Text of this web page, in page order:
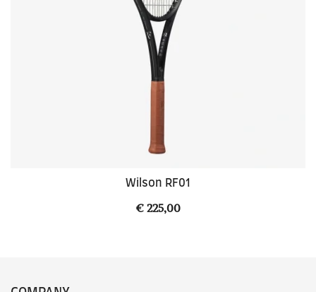
Wilson RF01
€ 225,00